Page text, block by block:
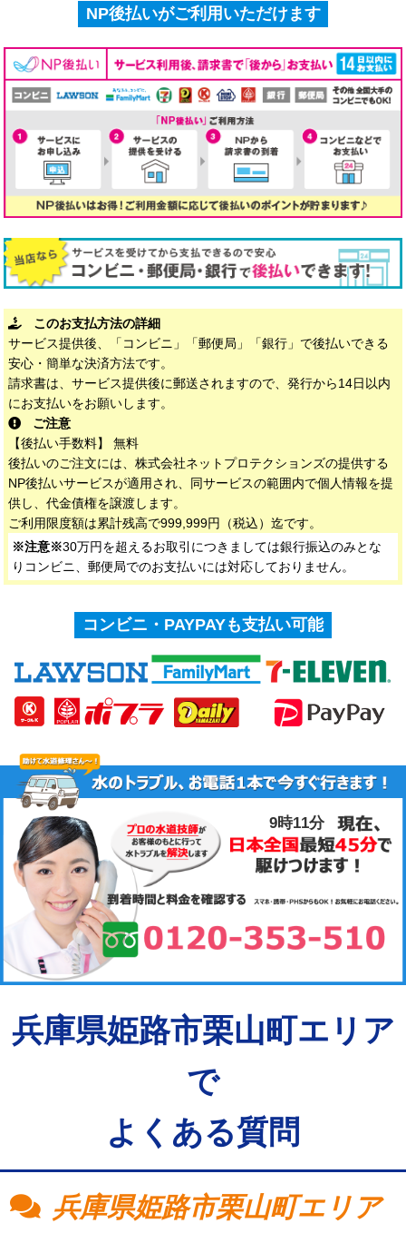
NP後払いがご利用いただけます
このお支払方法の詳細
サービス提供後、「コンビニ」「郵便局」「銀行」で後払いできる
安心・簡単な決済方法です。
請求書は、サービス提供後に郵送されますので、発行から14日以内
にお支払いをお願いします。
ご注意
【後払い手数料】 無料
後払いのご注文には、株式会社ネットプロテクションズの提供する
NP後払いサービスが適用され、同サービスの範囲内で個人情報を提
供し、代金債権を譲渡します。
ご利用限度額は累計残高で999,999円（税込）迄です。
※注意※30万円を超えるお取引につきましては銀行振込のみとな
りコンビニ、郵便局でのお支払いには対応しておりません。
コンビニ・PAYPAYも支払い可能
9時11分
兵庫県姫路市栗山町エリア
で
よくある質問
兵庫県姫路市栗山町エリア